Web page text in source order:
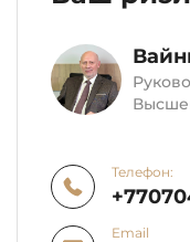
Телефон:
Email